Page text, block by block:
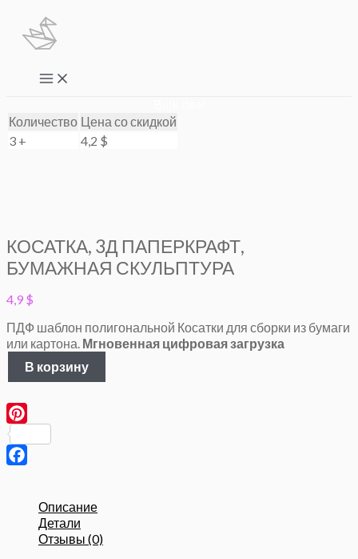
Перейти
содержимому
Main
Menu
Количество Цена со скидкой
3 +
4,2 $
КОСАТКА, 3Д ПАПЕРКРАФТ,
БУМАЖНАЯ СКУЛЬПТУРА
4,9 $
ПДФ шаблон полигональной Косатки для сборки из бумаги
или картона. Мгновенная цифровая загрузка
Количество
товара
3Д
Паперкрафт,
Бумажная
скульптура
В корзину
Описание
Детали
Отзывы (0)